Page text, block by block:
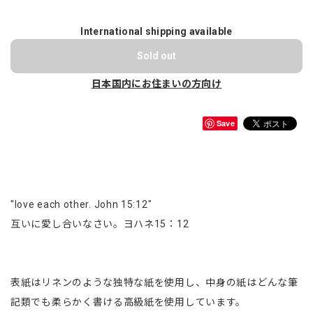
International shipping available
Sold out
日本国内にお住まいの方向け
Save
"love each other. John 15:12"
互いに愛し合いなさい。ヨハネ15：12
表紙はリネンのような独特な紙を使用し、中身の紙はどんな筆
記類でも柔らかく書ける高級紙を使用しています。